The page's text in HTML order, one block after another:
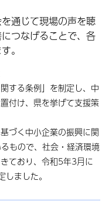
通じて現場の声を聴
つなげることで、各
。
する条例」を制定し、中
付け、県を挙げて支援策
づく中小企業の振興に関
もので、社会・経済環境
ており、令和5年3月に
ました。